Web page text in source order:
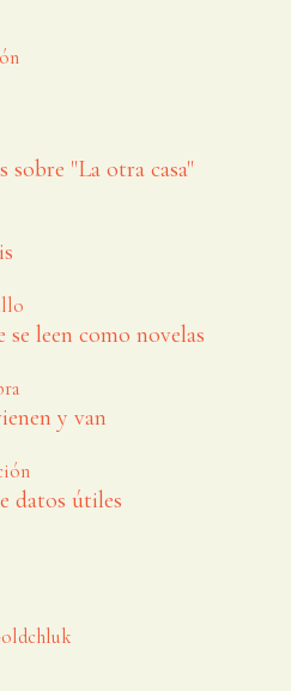
sobre "La otra casa"
leen como novelas
y van
datos útiles